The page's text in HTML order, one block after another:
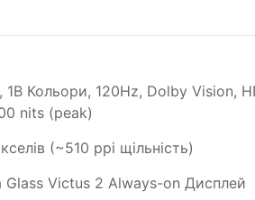
1B Кольори, 120Hz, Dolby Vision,
nits (peak)
(~510 ppi щільність)
Glass Victus 2 Always-on Дисплей